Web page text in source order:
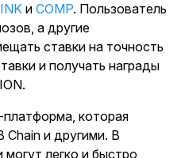
и COMP. Пользователь
а другие
ставки на точность
и получать награды
которая
Chain и другими. В
могут легко и быстро